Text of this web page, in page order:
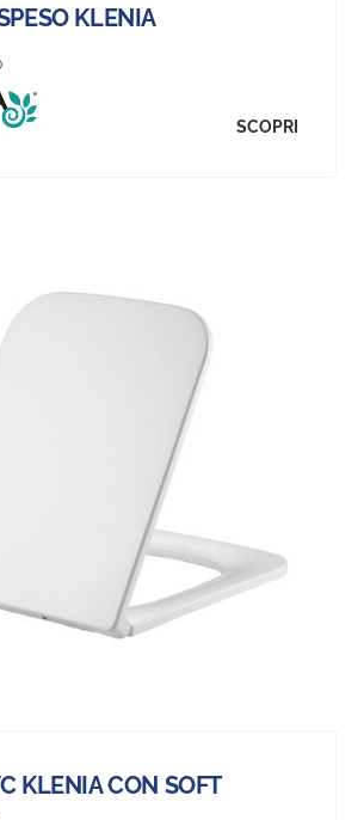
KLENIA
SCOPRI
KLENIA CON SOFT